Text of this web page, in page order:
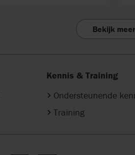
Bekijk meer
Kennis & Training
Ondersteunende
Training